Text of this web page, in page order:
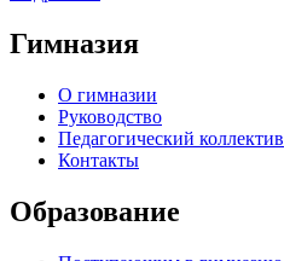
Гимназия
О гимназии
Руководство
Педагогический коллектив
Контакты
Образование